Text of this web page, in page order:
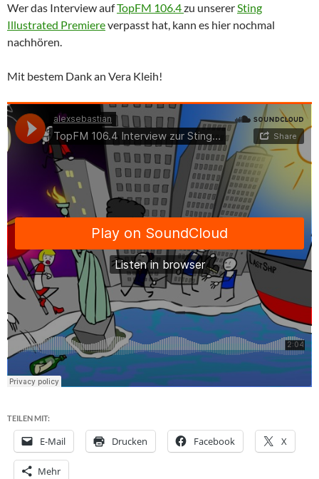
Wer das Interview aufTopFM 106.4zu unsererSting
Illustrated Premiereverpasst hat, kann es hier nochmal
nachhören.
Mit bestem Dank an Vera Kleih!
TEILEN MIT:
E-Mail Drucken Facebook X
Mehr